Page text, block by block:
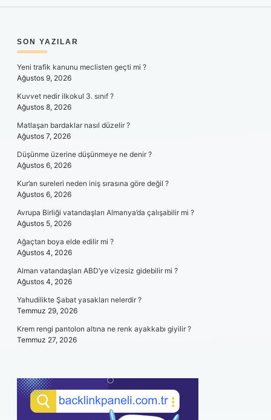
SIDEBAR
SON YAZILAR
Yeni trafik kanunu meclisten geçti mi ?
Ağustos 9, 2026
Kuvvet nedir ilkokul 3. sınıf ?
Ağustos 8, 2026
Matlaşan bardaklar nasıl düzelir ?
Ağustos 7, 2026
Düşünme üzerine düşünmeye ne denir ?
Ağustos 6, 2026
Kur’an sureleri neden iniş sırasına göre değil ?
Ağustos 6, 2026
Avrupa Birliği vatandaşları Almanya’da çalışabilir mi ?
Ağustos 5, 2026
Ağaçtan boya elde edilir mi ?
Ağustos 4, 2026
Alman vatandaşları ABD’ye vizesiz gidebilir mi ?
Ağustos 4, 2026
Yahudilikte Şabat yasakları nelerdir ?
Temmuz 29, 2026
Krem rengi pantolon altına ne renk ayakkabı giyilir ?
Temmuz 27, 2026